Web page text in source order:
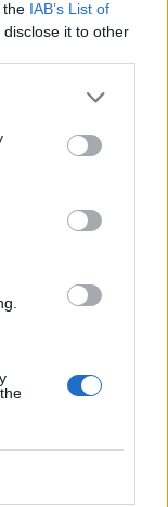
the IAB’s List of
it to other
browser for the